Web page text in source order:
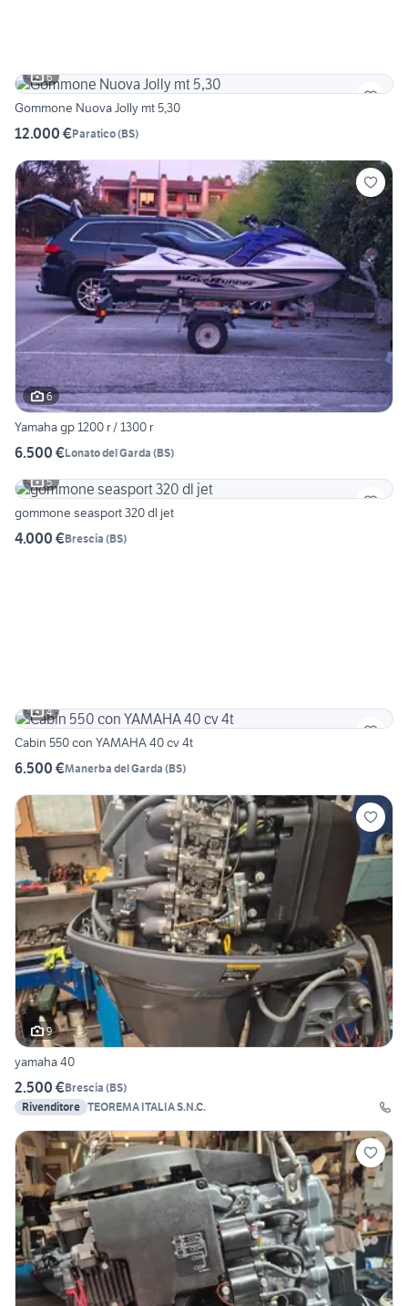
6
Gommone Nuova Jolly mt 5,30
12.000 €Paratico(BS)
6
Yamaha gp 1200 r / 1300 r
6.500 €Lonato del Garda (BS)
5
gommone seasport 320 dl jet
4.000 €Brescia (BS)
4
Cabin 550 con YAMAHA 40 cv 4t
6.500 €Manerba del Garda (BS)
9
yamaha 40
2.500 €Brescia (BS)
Rivenditore TEOREMA ITALIA S.N.C.